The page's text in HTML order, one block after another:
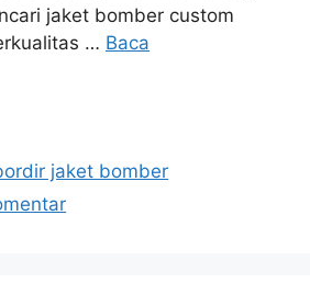
jaket bomber custom
… Baca
jaket bomber